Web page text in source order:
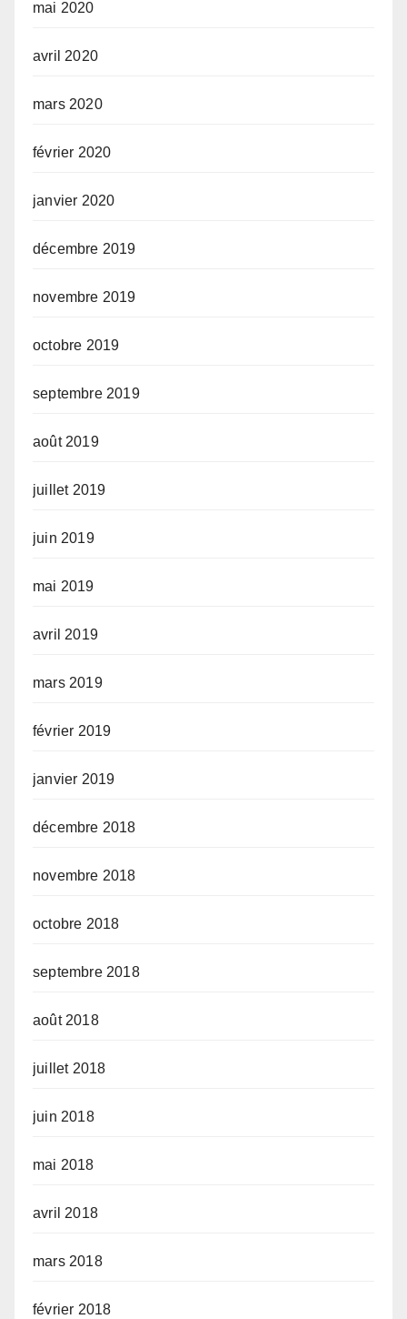
mai 2020
avril 2020
mars 2020
février 2020
janvier 2020
décembre 2019
novembre 2019
octobre 2019
septembre 2019
août 2019
juillet 2019
juin 2019
mai 2019
avril 2019
mars 2019
février 2019
janvier 2019
décembre 2018
novembre 2018
octobre 2018
septembre 2018
août 2018
juillet 2018
juin 2018
mai 2018
avril 2018
mars 2018
février 2018